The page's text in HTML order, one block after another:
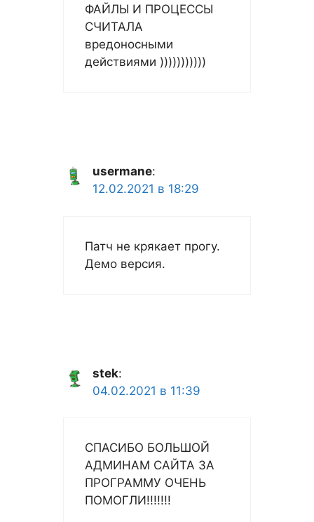
ФАЙЛЫ И ПРОЦЕССЫ
СЧИТАЛА
вредоносными
действиями )))))))))))
usermane:
12.02.2021 в 18:29
Патч не крякает прогу.
Демо версия.
stek:
04.02.2021 в 11:39
СПАСИБО БОЛЬШОЙ
АДМИНАМ САЙТА ЗА
ПРОГРАММУ ОЧЕНЬ
ПОМОГЛИ!!!!!!!